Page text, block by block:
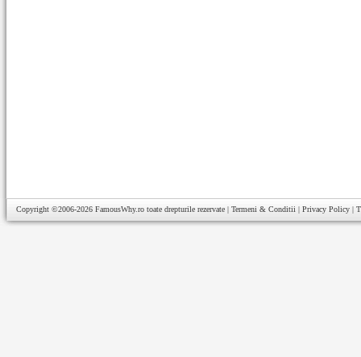
Copyright ©2006-2026 FamousWhy.ro toate drepturile rezervate | Termeni & Conditii | Privacy Policy |